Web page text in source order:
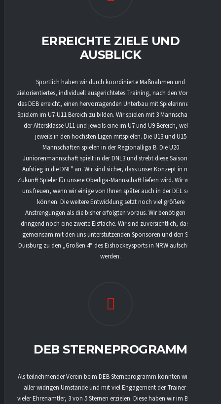
ERREICHTE ZIELE UND
AUSBLICK
Sportlich haben wir durch koordinierte Maßnahmen und
zielorientiertes, individuell ausgerichtetes Training, nach den Vorgaben
des DEB erreicht, einen hervorragenden Unterbau mit Spielerinnen und
Spielern im U7-U11 Bereich zu bilden. Wir spielen mit 3 Mannschaften in
der Altersklasse U11 und jeweils eine im U7 und U9 Bereich, welche
jeweils in den höchsten Ligen mitspielen. Die U13 und U15
Mannschaften spielen in der Regionalliga B. Die U20
Juniorenmannschaft spielt in der DNL3 und strebt diese Saison den
Aufstieg in die DNL" an. Wir sind sicher, dass unser Konzept in naher
Zukunft Spieler für unsere Oberliga-Mannschaft liefern wird. Wir würden
uns freuen, wenn wir einige von Ihnen später auch in der DEL sehen
können. Die weitere Entwicklung setzt noch viel größere
Anstrengungen als die bisher erfolgten voraus. Wir benötigen z.B.
dringend noch eine zweite Eisfläche. Wir sind zuversichtlich, dass wir
gemeinsam mit den uns unterstützenden Sponsoren und den Stadt
Duisburg zu den „Großen 4“ des Eishockeysports in NRW aufschließen
werden.
DEB STERNEPROGRAMM
Als teilnehmender Verein beim DEB Sterneprogramm konnten wir trotz
aller widrigen Umstände und mit viel Engagement der Trainer und
vieler Ehrenamtler, 3 von 5 Sternen erzielen. Diese haben wir im Bereich